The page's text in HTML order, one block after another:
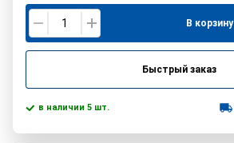
В корзину
Быстрый заказ
в наличии 5 шт.